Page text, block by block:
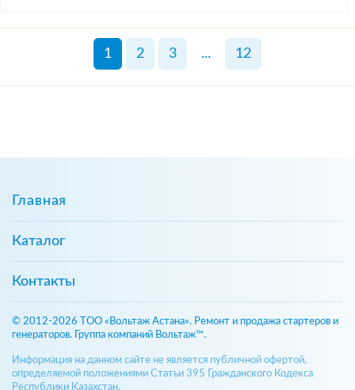
1 2 3 ... 12
Главная
Каталог
Контакты
© 2012-2026 ТОО «Вольтаж Астана». Ремонт и продажа стартеров и
генераторов. Группа компаний Вольтаж™.
Информация на данном сайте не является публичной офертой,
определяемой положениями Статьи 395 Гражданского Кодекса
Республики Казахстан.